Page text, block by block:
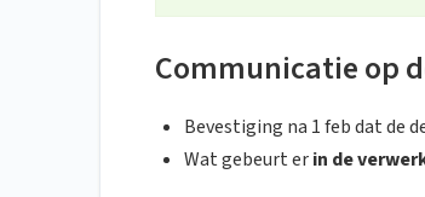
Communicatie op
Bevestiging na 1 feb dat de
Wat gebeurt erin de